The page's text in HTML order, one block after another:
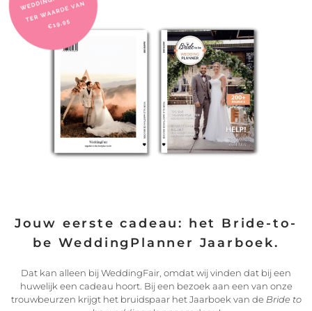
De trouwfoto’s vertellen jullie verhaal
Een fotograaf heeft genoeg ervaring om goed in te schatten
Jouw eerste cadeau: het Bride-to-
be WeddingPlanner Jaarboek.
Dat kan alleen bij WeddingFair, omdat wij vinden dat bij een
huwelijk een cadeau hoort. Bij een bezoek aan een van onze
trouwbeurzen krijgt het bruidspaar het Jaarboek van de Bride to